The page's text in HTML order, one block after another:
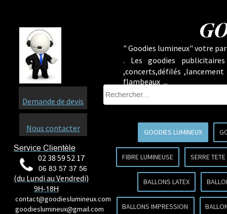
Service Clientèle
02 38 59 52 17
06 83 57 37 56
(du Lundi au Vendredi)
9H-18H
contact@goodieslumineux.com
goodieslumineux@gmail.com
Demande de devis
Nous contacter
" Goodies lumineux" votre
. Les goodies
,concerts,défilés
flambeaux ...
GOODIES LUMINEUX
FIBRE LUMINEUSE SERRE TETE
BALLONS LATEX
BALLONS IMPRESSION